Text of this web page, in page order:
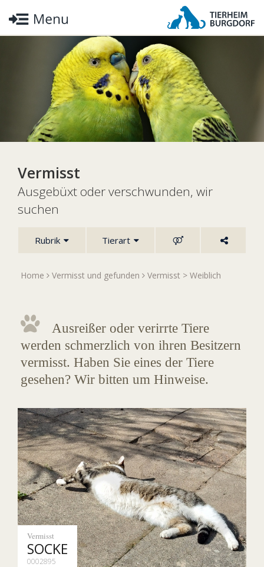
Vermisst
Ausgebüxt oder verschwunden, wir
suchen
Rubrik Tierart
Home Vermisst und gefunden Vermisst > Weiblich
Ausreißer oder verirrte Tiere
werden schmerzlich von ihren Besitzern
vermisst. Haben Sie eines der Tiere
gesehen? Wir bitten um Hinweise.
Vermisst
SOCKE
0002895